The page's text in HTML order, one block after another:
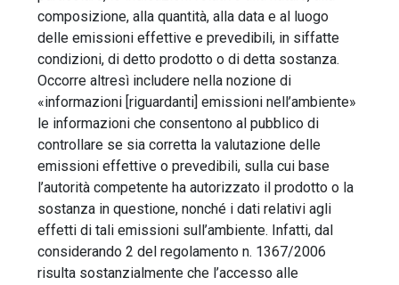
composizione, alla quantità, alla data e al luogo
delle emissioni effettive e prevedibili, in siffatte
condizioni, di detto prodotto o di detta sostanza.
Occorre altresì includere nella nozione di
«informazioni [riguardanti] emissioni nell’ambiente»
le informazioni che consentono al pubblico di
controllare se sia corretta la valutazione delle
emissioni effettive o prevedibili, sulla cui base
l’autorità competente ha autorizzato il prodotto o la
sostanza in questione, nonché i dati relativi agli
effetti di tali emissioni sull’ambiente. Infatti, dal
considerando 2 del regolamento n. 1367/2006
risulta sostanzialmente che l’accesso alle